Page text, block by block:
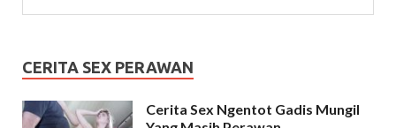
CERITA SEX PERAWAN
Cerita Sex Ngentot Gadis Mungil